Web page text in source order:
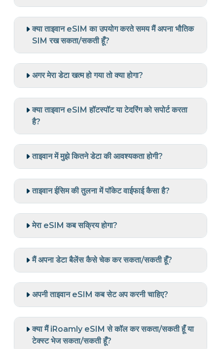
क्या ताइवान eSIM का उपयोग करते समय मैं अपना भौतिक
SIM रख सकता/सकती हूँ?
अगर मेरा डेटा खत्म हो गया तो क्या होगा?
क्या ताइवान eSIM हॉटस्पॉट या टेदरिंग को सपोर्ट करता
है?
ताइवान में मुझे कितने डेटा की आवश्यकता होगी?
ताइवान ईसिम की तुलना में पॉकेट वाईफाई कैसा है?
मेरा eSIM कब सक्रिय होगा?
मैं अपना डेटा बैलेंस कैसे चेक कर सकता/सकती हूँ?
अपनी ताइवान eSIM कब सेट अप करनी चाहिए?
क्या मैं iRoamly eSIM से कॉल कर सकता/सकती हूँ या
टेक्स्ट भेज सकता/सकती हूँ?